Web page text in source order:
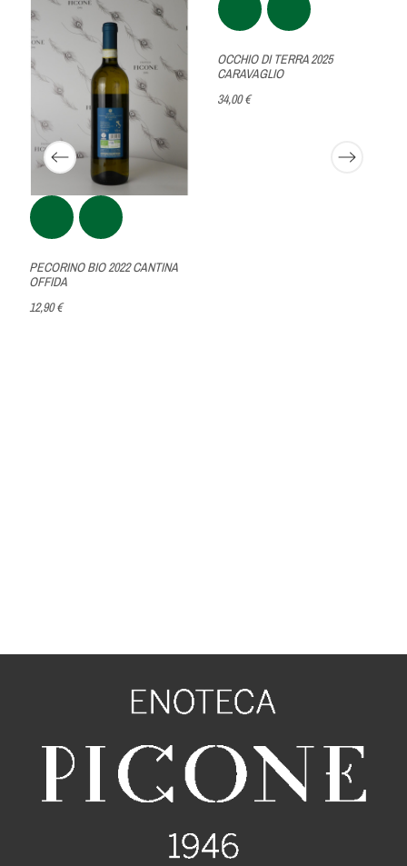
PECORINO BIO 2022 CANTINA
OFFIDA
12,90 €
OCCHIO DI TERRA 2025
CARAVAGLIO
34,00 €